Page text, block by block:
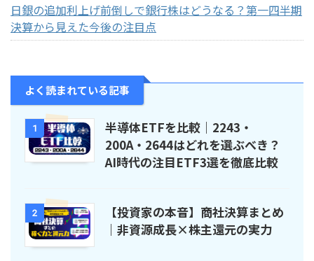
日銀の追加利上げ前倒しで銀行株はどうなる？第一四半期
決算から見えた今後の注目点
よく読まれている記事
1
半導体ETFを比較｜2243・
200A・2644はどれを選ぶべき？
AI時代の注目ETF3選を徹底比較
2
【投資家の本音】商社決算まとめ
｜非資源成長×株主還元の実力